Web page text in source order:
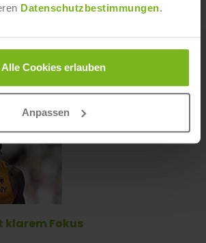
Datenschutzbestimmungen.
Alle Cookies erlauben
Anpassen
anzeigen
klarem Fokus